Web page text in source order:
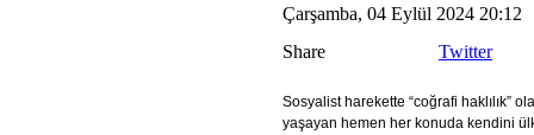
Çarşamba, 04 Eylül 2024 20:12
Share
Twitter
Sosyalist harekette “coğrafi haklılık”
yaşayan hemen her konuda kendini